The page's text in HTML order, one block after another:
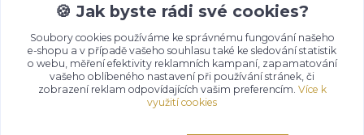
info@jamarshop.cz
🍪 Jak byste rádi své cookies?
Soubory cookies používáme ke správnému fungování našeho
e-shopu a v případě vašeho souhlasu také ke sledování statistik
o webu, měření efektivity reklamních kampaní, zapamatování
vašeho oblíbeného nastavení při používání stránek, či
zobrazení reklam odpovídajících vašim preferencím. Více k
využití cookies